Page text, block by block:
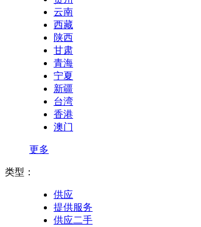
云南
西藏
陕西
甘肃
青海
宁夏
新疆
台湾
香港
澳门
更多
类型：
供应
提供服务
供应二手